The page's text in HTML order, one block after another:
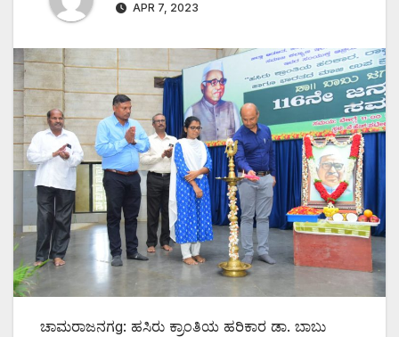
APR 7, 2023
ಚಾಮರಾಜನಗg: ಹಸಿರು ಕ್ರಾಂತಿಯ ಹರಿಕಾರ ಡಾ. ಬಾಬು